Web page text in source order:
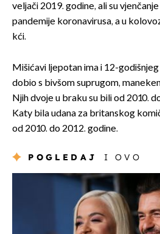
veljači 2019. godine, ali su
pandemije koronavirusa, a u
kći.
Mišićavi ljepotan ima i 12-godišnjeg
dobio s bivšom suprugom,
Njih dvoje u braku su bili od 2010.
Katy bila udana za britanskog
od 2010. do 2012. godine.
POGLEDAJ I OVO